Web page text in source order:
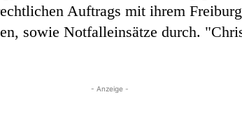
Auftrags mit ihrem
sowie Notfalleinsätze durch.
- Anzeige -